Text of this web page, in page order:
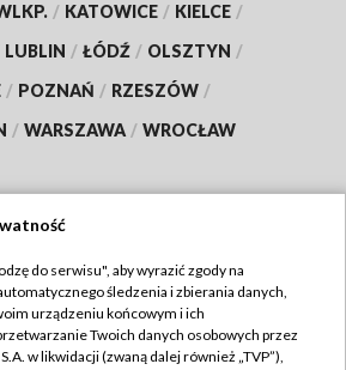
/ KATOWICE / KIELCE /
LUBLIN / ŁÓDŹ / OLSZTYN /
/ POZNAŃ / RZESZÓW /
/ WARSZAWA / WROCŁAW
TVP
Regulamin TVP
do serwisu", aby wyrazić zgody na
śledzenia i zbierania danych,
urządzeniu końcowym i ich
Twoich danych osobowych przez
w likwidacji (zwaną dalej również „TVP”),